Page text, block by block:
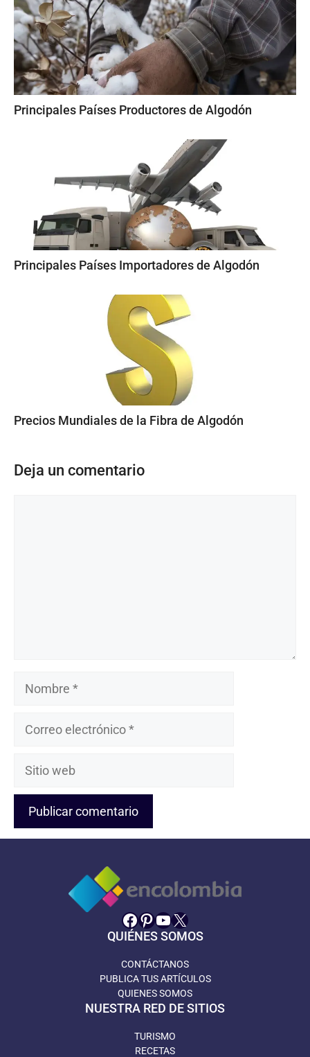
Principales Países Productores de Algodón
Principales Países Importadores de Algodón
Precios Mundiales de la Fibra de Algodón
Deja un comentario
Nombre
Sitio
Facebook
Pinterest
YouTube
X
QUIÉNES SOMOS
CONTÁCTANOS
PUBLICA TUS ARTÍCULOS
QUIENES SOMOS
NUESTRA RED DE SITIOS
TURISMO
RECETAS